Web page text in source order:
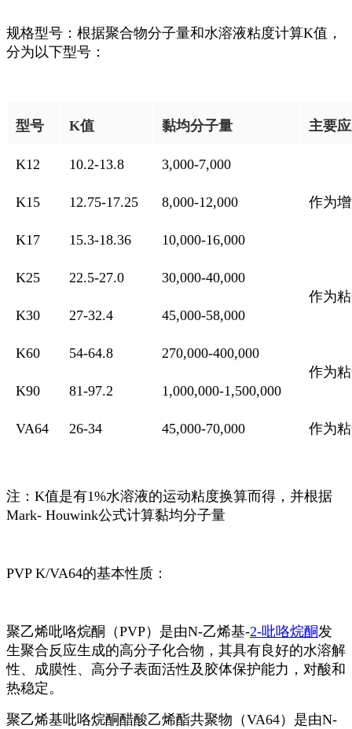
规格型号：根据聚合物分子量和水溶液粘度计算K值，
分为以下型号：
型号 K值 黏均分子量 主要
K12 10.2-13.8 3,000-7,000
作为
K15 12.75-17.25 8,000-12,000
K17 15.3-18.36 10,000-16,000
K25 22.5-27.0
30,000-40,000
作为
K30
27-32.4 45,000-58,000
K60 54-64.8
270,000-400,000
作为
K90
81-97.2 1,000,000-1,500,000
VA64 26-34 45,000-70,000 作为
注：K值是有1%水溶液的运动粘度换算而得，并根据
Mark- Houwink公式计算黏均分子量
PVP K/VA64的基本性质：
聚乙烯吡咯烷酮（PVP）是由N-乙烯基-2-吡咯烷酮发
生聚合反应生成的高分子化合物，其具有良好的水溶解
性、成膜性、高分子表面活性及胶体保护能力，对酸和
热稳定。
聚乙烯基吡咯烷酮醋酸乙烯酯共聚物（VA64）是由N-